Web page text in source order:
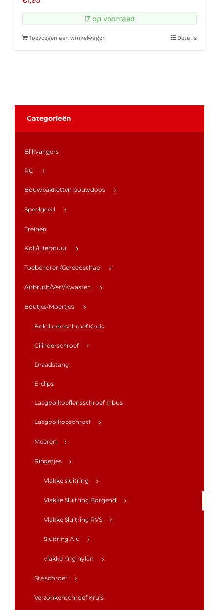
17 op voorraad
Toevoegen aan winkelwagen Details
Categorieën
Blikvangers
RC
Bouwpakketten bouwdoos
Speelgoed
Treinen
Koll/Literatuur
Toebehoren/Gereedschap
Airbrush/Verf/Kwasten
Boutjes/Moertjes
Bolcilinderschroef Kruis
Cilinderschroef
Draadstang
E-clips
Laagbolkopflensschroef Inbus
Laagbolkopschroef
Moeren
Ringetjes
Vlakke sluitring
Vlakke Sluitring Borgend
Vlakke Sluitring RVS
Sluitring Alu
vlakke ring nylon
Stelschroef
Verzonkenschroef Kruis